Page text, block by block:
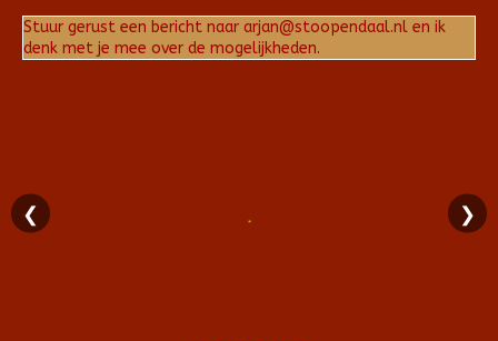
Stuur gerust een bericht naar arjan@stoopendaal.nl en ik
denk met je mee over de mogelijkheden.
❮ ❯